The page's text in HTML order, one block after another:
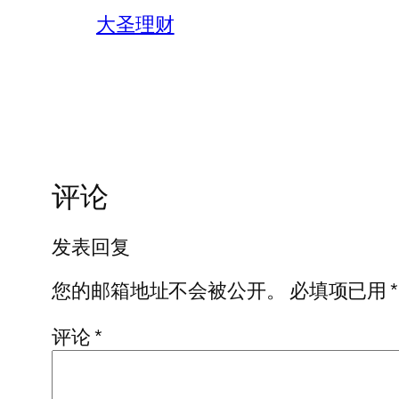
大圣理财
评论
发表回复
您的邮箱地址不会被公开。
必填项已用*
评论*